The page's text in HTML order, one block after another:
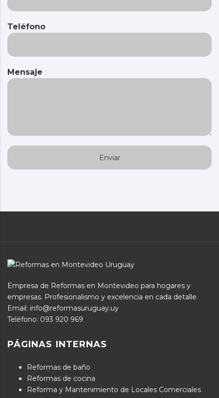
Teléfono
Mensaje
Empresa de Reformas en Montevideo para hogares y
empresas. Profesionalismo y excelencia en cada detalle.
Email: info@reformasuruguay.uy
Teléfono: 093 920 969
PÁGINAS INTERNAS
Reformas de baño
Reformas de cocina
Reforma y Mantenimiento de Locales Comerciales